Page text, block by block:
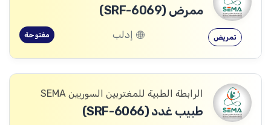
ممرض (SRF-6069)
تمريض إدلب مفتوحة
الرابطة الطبية للمغتربين السوريين SEMA
طبيب غدد (SRF-6066)